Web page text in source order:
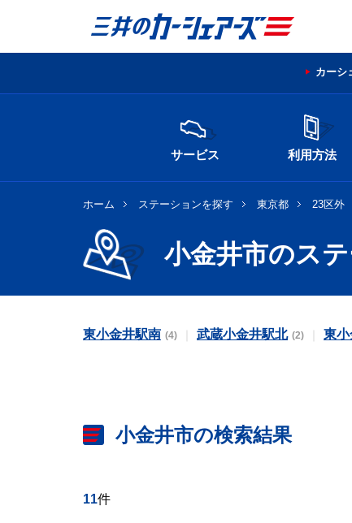
カーシ
サービス 利用方法
ホーム ステーションを探す 東京都 23区外
小金井市のス
東小金井駅南 (4) 武蔵小金井駅北 (2) 東
小金井市の検索結果
11件